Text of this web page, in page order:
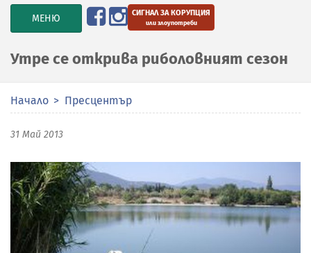
TOGGLE
NAVIGATION
МЕНЮ СИГНАЛ ЗА КОРУПЦИЯ
или злоупотреби
Утре се открива риболовният сезон
Начало Пресцентър
31 Май 2013